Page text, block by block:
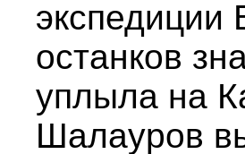
экспедиции
останков
уплыла на
Шалауров